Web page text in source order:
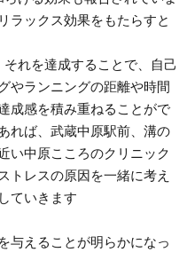
ラックス効果をもたらすと
れを達成することで、自己
やランニングの距離や時間
成感を積み重ねることがで
れば、武蔵中原駅前、溝の
い中原こころのクリニック
トレスの原因を一緒に考え
ていきます
与えることが明らかになっ